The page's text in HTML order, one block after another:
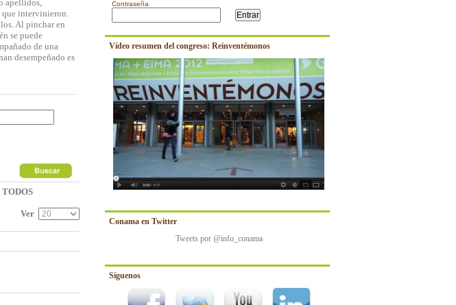
Contraseña
Vídeo resumen del congreso: Reinventémonos
Conama en Twitter
Tweets por @info_conama
Síguenos
apellidos,
que intervinieron.
Al pinchar en
se puede
de una
desempeñado es
TODOS
Ver